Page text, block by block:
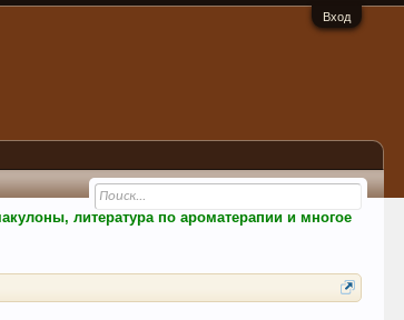
Вход
литература по ароматерапии и многое